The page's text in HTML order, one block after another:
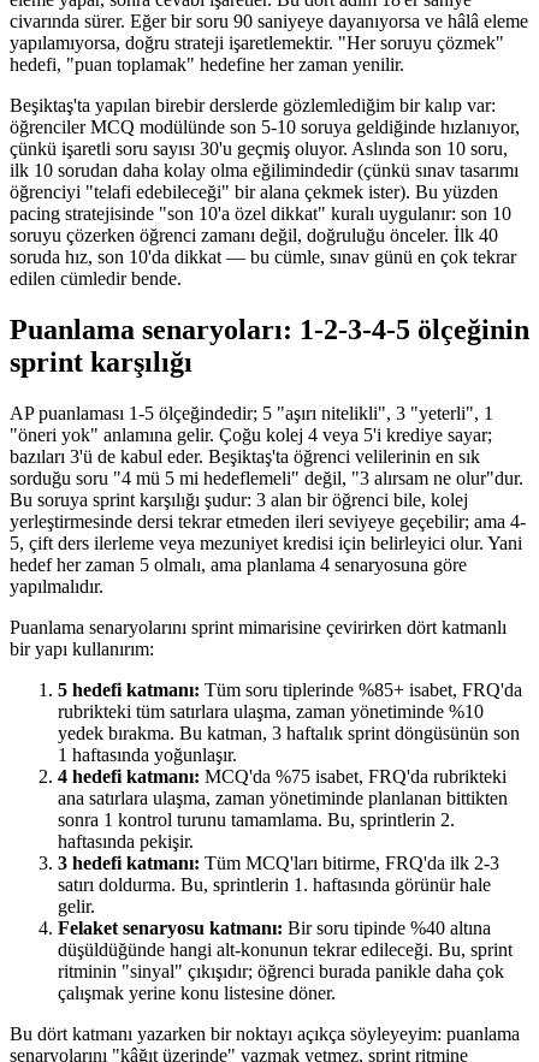
civarında sürer. Eğer bir soru 90 saniyeye dayanıyorsa ve hâlâ eleme
yapılamıyorsa, doğru strateji işaretlemektir. "Her soruyu çözmek"
hedefi, "puan toplamak" hedefine her zaman yenilir.
Beşiktaş'ta yapılan birebir derslerde gözlemlediğim bir kalıp var:
öğrenciler MCQ modülünde son 5-10 soruya geldiğinde hızlanıyor,
çünkü işaretli soru sayısı 30'u geçmiş oluyor. Aslında son 10 soru,
ilk 10 sorudan daha kolay olma eğilimindedir (çünkü sınav tasarımı
öğrenciyi "telafi edebileceği" bir alana çekmek ister). Bu yüzden
pacing stratejisinde "son 10'a özel dikkat" kuralı uygulanır: son 10
soruyu çözerken öğrenci zamanı değil, doğruluğu önceler. İlk 40
soruda hız, son 10'da dikkat — bu cümle, sınav günü en çok tekrar
edilen cümledir bende.
Puanlama senaryoları: 1-2-3-4-5 ölçeğinin
sprint karşılığı
AP puanlaması 1-5 ölçeğindedir; 5 "aşırı nitelikli", 3 "yeterli", 1
"öneri yok" anlamına gelir. Çoğu kolej 4 veya 5'i krediye sayar;
bazıları 3'ü de kabul eder. Beşiktaş'ta öğrenci velilerinin en sık
sorduğu soru "4 mü 5 mi hedeflemeli" değil, "3 alırsam ne olur"dur.
Bu soruya sprint karşılığı şudur: 3 alan bir öğrenci bile, kolej
yerleştirmesinde dersi tekrar etmeden ileri seviyeye geçebilir; ama 4-
5, çift ders ilerleme veya mezuniyet kredisi için belirleyici olur. Yani
hedef her zaman 5 olmalı, ama planlama 4 senaryosuna göre
yapılmalıdır.
Puanlama senaryolarını sprint mimarisine çevirirken dört katmanlı
bir yapı kullanırım:
5 hedefi katmanı: Tüm soru tiplerinde %85+ isabet, FRQ'da
rubrikteki tüm satırlara ulaşma, zaman yönetiminde %10
yedek bırakma. Bu katman, 3 haftalık sprint döngüsünün son
1 haftasında yoğunlaşır.
4 hedefi katmanı: MCQ'da %75 isabet, FRQ'da rubrikteki
ana satırlara ulaşma, zaman yönetiminde planlanan bittikten
sonra 1 kontrol turunu tamamlama. Bu, sprintlerin 2.
haftasında pekişir.
3 hedefi katmanı: Tüm MCQ'ları bitirme, FRQ'da ilk 2-3
satırı doldurma. Bu, sprintlerin 1. haftasında görünür hale
gelir.
Felaket senaryosu katmanı: Bir soru tipinde %40 altına
düşüldüğünde hangi alt-konunun tekrar edileceği. Bu, sprint
ritminin "sinyal" çıkışıdır; öğrenci burada panikle daha çok
çalışmak yerine konu listesine döner.
Bu dört katmanı yazarken bir noktayı açıkça söyleyeyim: puanlama
senaryolarını "kâğıt üzerinde" yazmak yetmez, sprint ritmine